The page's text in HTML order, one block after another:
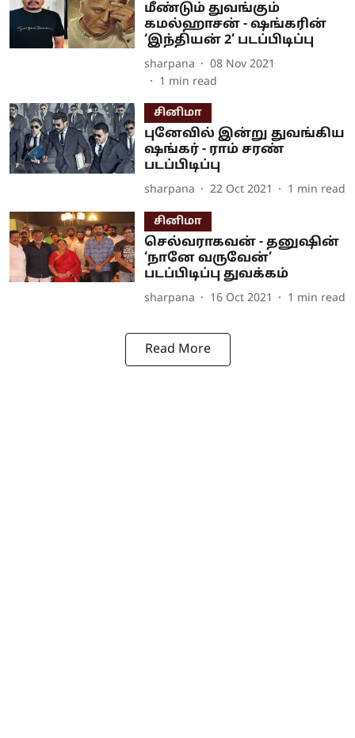
மீண்டும் துவங்கும்
கமல்ஹாசன் - ஷங்கரின்
‘இந்தியன் 2’ படப்பிடிப்பு
sharpana
08 Nov 2021
1 min read
சினிமா
புனேவில் இன்று துவங்கிய
ஷங்கர் - ராம் சரண்
படப்பிடிப்பு
sharpana 22 Oct 2021 1 min read
சினிமா
செல்வராகவன் - தனுஷின்
‘நானே வருவேன்’
படப்பிடிப்பு துவக்கம்
sharpana 16 Oct 2021 1 min read
Read More